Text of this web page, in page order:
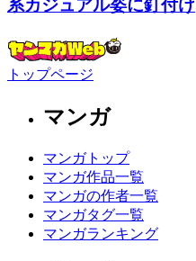
系カジュアル姿に釘付け
トップページ
マンガ
マンガトップ
マンガ作品一覧
マンガの作者一覧
マンガタグ一覧
マンガランキング